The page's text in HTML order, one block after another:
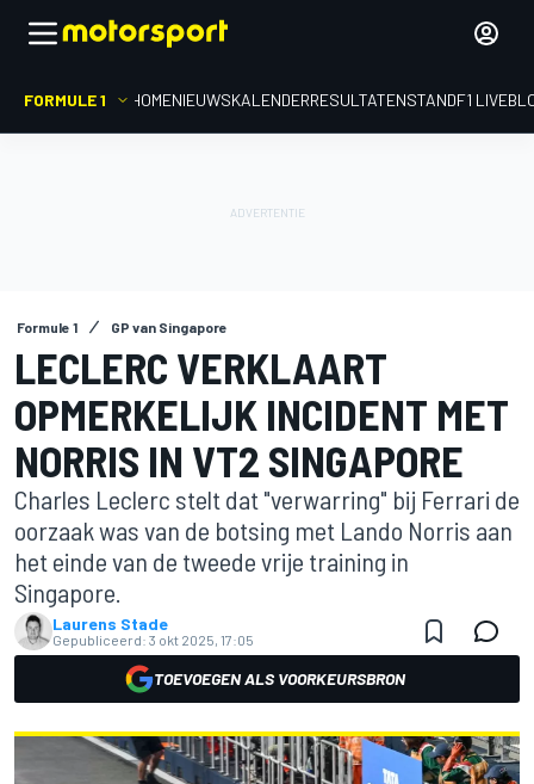
FORMULE 1 HOMENIEUWSKALENDERRESULTATENSTANDF1
Formule 1 GP van Singapore
LECLERC VERKLAART
OPMERKELIJK INCIDENT MET
NORRIS IN VT2 SINGAPORE
Charles Leclerc stelt dat "verwarring" bij Ferrari de
oorzaak was van de botsing met Lando Norris aan
het einde van de tweede vrije training in
Singapore.
Laurens Stade
Gepubliceerd: 3 okt 2025, 17:05
TOEVOEGEN ALS VOORKEURSBRON